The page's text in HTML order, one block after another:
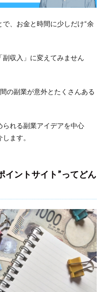
、お金と時間に少しだけ“余
収入」に変えてみません
の副業が意外とたくさんある
れる副業アイデアを中心
ます。
イントサイト”ってどん